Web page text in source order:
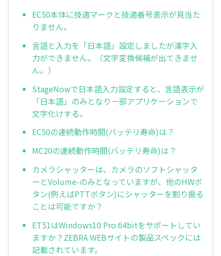
EC50本体に技適マークと技適番号表示が見当た
りません。
言語と入力を「日本語」設定しましたが漢字入
力ができません。（文字変換候補が出てきませ
ん。）
StageNowで日本語入力設定すると、言語表示が
「日本語」のみとなり一部アプリケーションで
文字化けする。
EC50の連続動作時間(バッテリ寿命)は？
MC20の連続動作時間(バッテリ寿命)は？
カメラシャッターは、カメラのソフトシャッタ
ーとVolume-のみとなっていますが、他のHWボ
タン(例えばPTTボタン)にシャッターを割り振る
ことは可能ですか？
ET51はWindows10 Pro 64bitをサポートしてい
ますか？ZEBRA WEBサイトの製品スペックには
記載されています。